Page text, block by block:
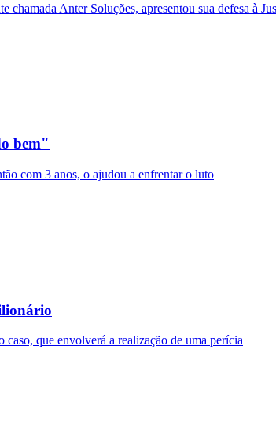
Anter Soluções, apresentou sua defesa à
bem"
com 3 anos, o ajudou a enfrentar o luto
que envolverá a realização de uma perícia